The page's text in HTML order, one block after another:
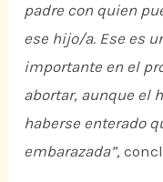
padre con quien
ese hijo/a. Ese es
importante en el
abortar, aunque el
haberse enterado
embarazada”,